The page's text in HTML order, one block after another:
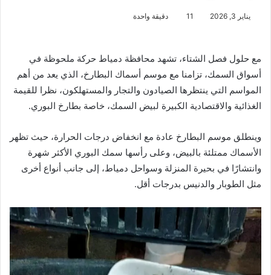
يناير 3, 2026 11 دقيقة واحدة
مع حلول فصل الشتاء، تشهد محافظة دمياط حركة ملحوظة في
أسواق السمك، تزامنا مع موسم أسماك البطارخ، الذي يعد من أهم
المواسم التي ينتظرها الصيادون والتجار والمستهلكون، نظرا للقيمة
الغذائية والاقتصادية الكبيرة لبيض السمك، خاصة بطارخ البوري.
وينطلق موسم البطارخ عادة مع انخفاض درجات الحرارة، حيث تظهر
الأسماك ممتلئة بالبيض، وعلى رأسها سمك البوري الأكثر شهرة
وانتشارًا في بحيرة المنزلة وسواحل دمياط، إلى جانب أنواع أخرى
مثل الطوبار والدنيس بدرجات أقل.